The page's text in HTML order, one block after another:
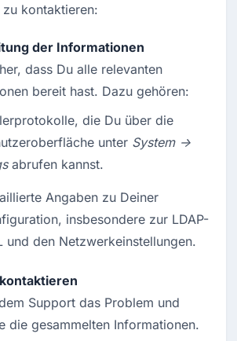
kontaktieren:
der Informationen
dass Du alle relevanten
bereit hast. Dazu gehören:
die Du über die
unter System →
abrufen kannst.
Angaben zu Deiner
insbesondere zur LDAP-
und den Netzwerkeinstellungen.
Support das Problem und
die gesammelten Informationen.